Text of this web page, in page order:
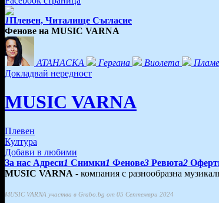
1Плевен, Читалище Съгласие
Фенове на MUSIC VARNA
АТАНАСКА Гергана Виолета
Докладвай нередност
MUSIC VARNA
Плевен
Култура
Добави в любими
За нас Адреси1 Снимки1 Фенове3 Ревюта2
MUSIC VARNA - компания с разнообразна
MUSIC VARNA участва в Grabo.bg от 05 Септември 2024